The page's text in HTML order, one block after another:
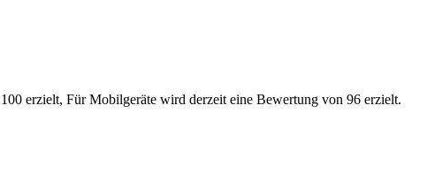
erzielt, Für Mobilgeräte wird derzeit eine Bewertung von 96 erzielt.